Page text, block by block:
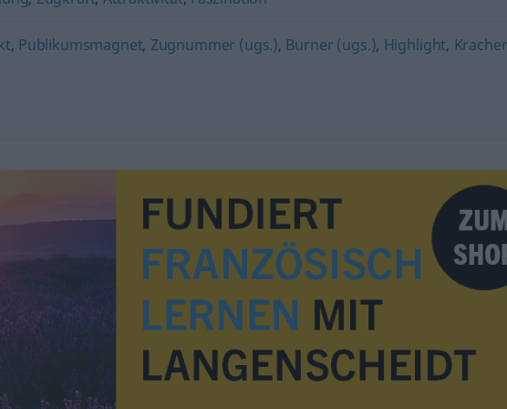
, Publikumsmagnet, Zugnummer (ugs.), Burner (ugs.), Highlight, Kracher